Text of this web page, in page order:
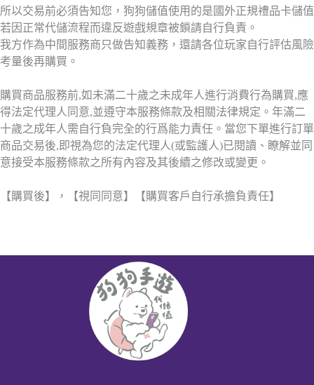
所以交易前必須告知您，狗狗儲值使用的是國外正規禮品卡儲值
若因正常代儲流程而違反遊戲規章被鎖請自行負責。
我方作為中間服務商只做告知義務，還請各位玩家自行評估風險
考量後再購買。
購買商品服務前,如未滿二十歲之未成年人進行消費行為購買,應
得法定代理人同意,並遵守本服務條款及相關法律規定。年滿二
十歲之成年人需自行負完全的行爲能力責任。當您下單進行訂單
商品交易後,即視為您的法定代理人(或監護人)已閱讀、瞭解並同
意接受本服務條款之所有內容及其後續之修改或變更。
【購買後】，【視同同意】【購買客戶自行承擔負責任】